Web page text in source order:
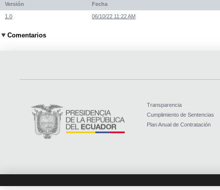
Versión Fecha
1.0 06/10/22 11:22 AM
Comentarios
Transparencia
Cumplimiento de Sentencias
Plan Anual de Contratación